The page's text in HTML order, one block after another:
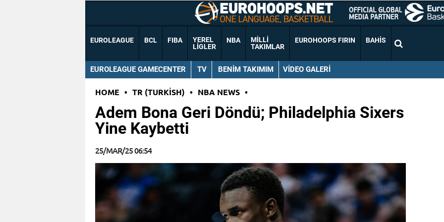
EUROLEAGUE BCL FIBA
YEREL
LIGLER
NBA
MILLI
TAKIMLAR
EUROHOOPS FIRIN BAHIS
EUROLEAGUE GAMECENTER TV BENIM TAKIMIM VIDEO GALERI
HOME • TR (TURKISH) • NBA NEWS •
Adem Bona Geri Döndü; Philadelphia Sixers
Yine Kaybetti
25/MAR/25 06:54